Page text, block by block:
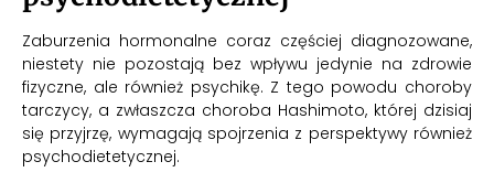
Zaburzenia hormonalne coraz częściej diagnozowane,
niestety nie pozostają bez wpływu jedynie na zdrowie
fizyczne, ale również psychikę. Z tego powodu choroby
tarczycy, a zwłaszcza choroba Hashimoto, której dzisiaj
się przyjrzę, wymagają spojrzenia z perspektywy również
psychodietetycznej.